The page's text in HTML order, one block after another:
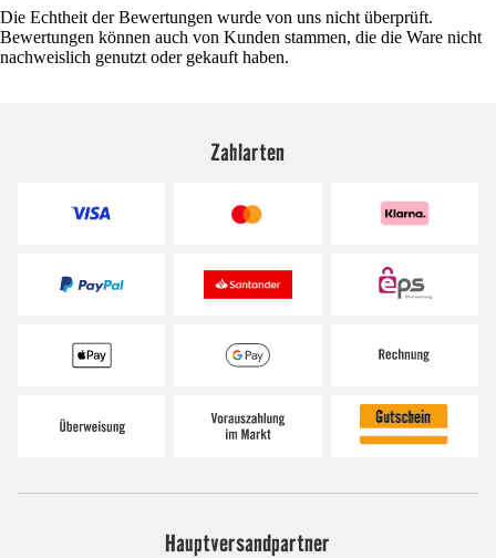
Die Echtheit der Bewertungen wurde von uns nicht überprüft.
Bewertungen können auch von Kunden stammen, die die Ware nicht
nachweislich genutzt oder gekauft haben.
Zahlarten
Hauptversandpartner